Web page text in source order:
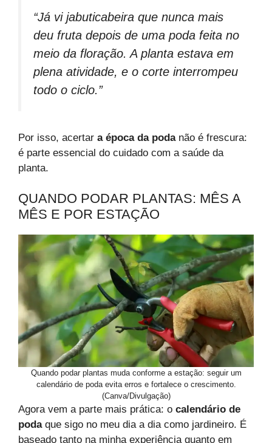
“Já vi jabuticabeira que nunca mais
deu fruta depois de uma poda feita no
meio da floração. A planta estava em
plena atividade, e o corte interrompeu
todo o ciclo.”
Por isso, acertar a época da podanão é frescura:
é parte essencial do cuidado com a saúde da
planta.
QUANDO PODAR PLANTAS: MÊS A
MÊS E POR ESTAÇÃO
Quando podar plantas muda conforme a estação: seguir um
calendário de poda evita erros e fortalece o crescimento.
(Canva/Divulgação)
Agora vem a parte mais prática: o calendário de
podaque sigo no meu dia a dia como jardineiro. É
baseado tanto na minha experiência quanto em